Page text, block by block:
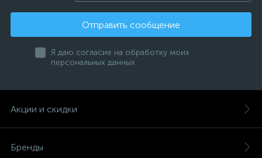
Отправить сообщение
Я даю согласие на обработку моих
персональных данных
Акции и скидки
Бренды